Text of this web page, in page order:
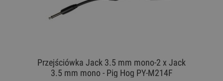
Przejściówka Jack 3.5 mm mono-2 x Jack
3.5 mm mono - Pig Hog PY-M214F